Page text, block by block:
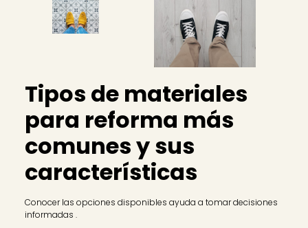
Tipos de materiales
para reforma más
comunes y sus
características
Conocer las opciones disponibles ayuda a tomar decisiones
informadas .